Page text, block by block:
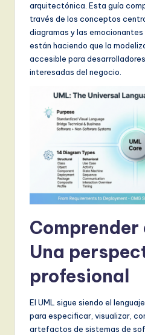
A
S
o
D
arquitectónica. Esta guía
través de los conceptos
diagramas y las
están haciendo que la
accesible para
interesadas del negocio.
Comprender
Una
profesional
El UML sigue siendo el
para especificar, visualizar,
artefactos de sistemas de